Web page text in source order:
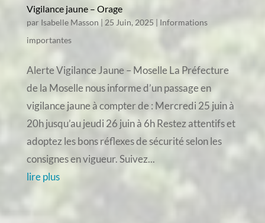
Vigilance jaune – Orage
par Isabelle Masson | 25 Juin, 2025 | Informations
importantes
Alerte Vigilance Jaune – Moselle La Préfecture
de la Moselle nous informe d’un passage en
vigilance jaune à compter de : Mercredi 25 juin à
20h jusqu’au jeudi 26 juin à 6h Restez attentifs et
adoptez les bons réflexes de sécurité selon les
consignes en vigueur. Suivez...
lire plus